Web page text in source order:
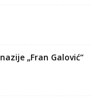
„Fran Galović“